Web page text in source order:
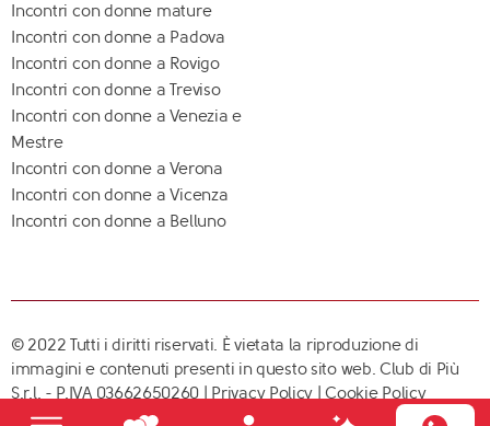
Incontri con donne mature
Incontri con donne a Padova
Incontri con donne a Rovigo
Incontri con donne a Treviso
Incontri con donne a Venezia e
Mestre
Incontri con donne a Verona
Incontri con donne a Vicenza
Incontri con donne a Belluno
© 2022 Tutti i diritti riservati. È vietata la riproduzione di
immagini e contenuti presenti in questo sito web. Club di Più
S.r.l. - P.IVA 03662650260 | Privacy Policy |Cookie Policy